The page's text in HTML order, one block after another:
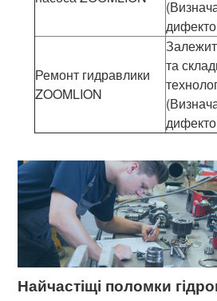
Ремонт гидравлики
ZOOMLION
та
Найчастіщі поломки